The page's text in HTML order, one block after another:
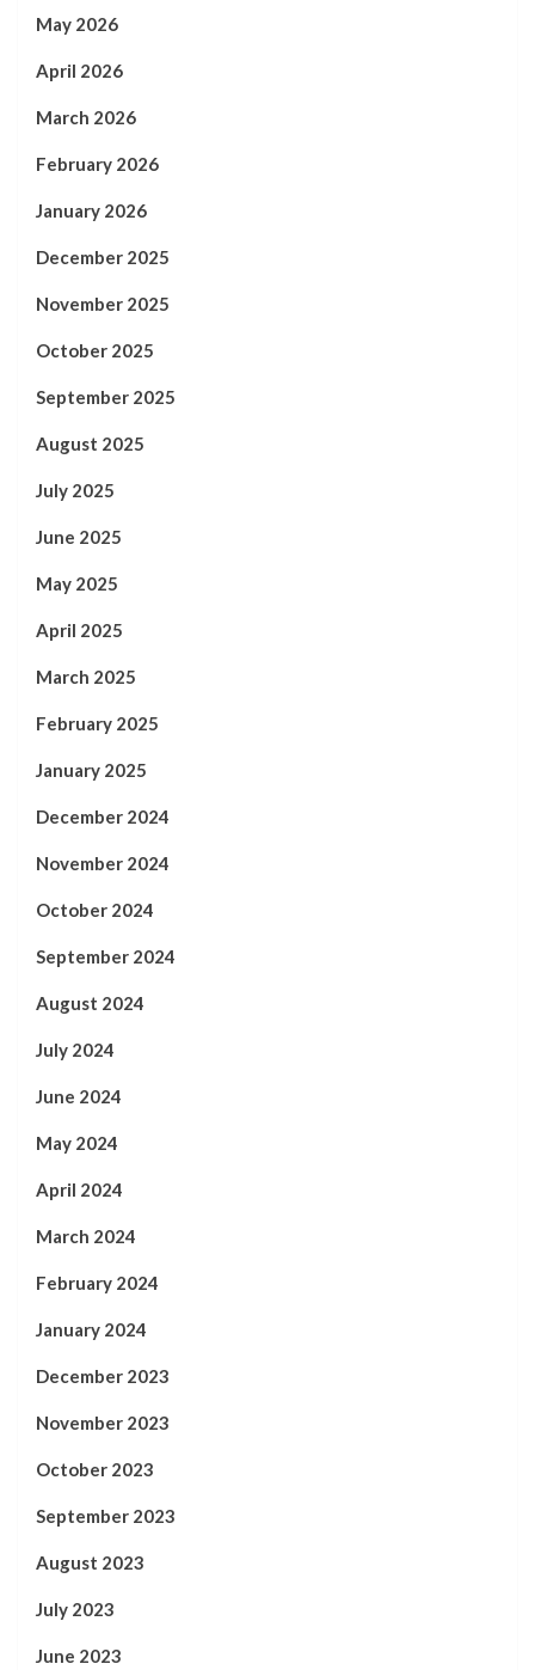
May 2026
April 2026
March 2026
February 2026
January 2026
December 2025
November 2025
October 2025
September 2025
August 2025
July 2025
June 2025
May 2025
April 2025
March 2025
February 2025
January 2025
December 2024
November 2024
October 2024
September 2024
August 2024
July 2024
June 2024
May 2024
April 2024
March 2024
February 2024
January 2024
December 2023
November 2023
October 2023
September 2023
August 2023
July 2023
June 2023